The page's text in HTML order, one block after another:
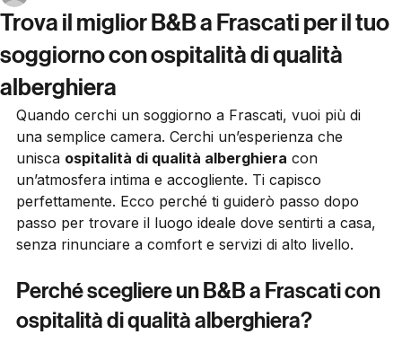
Trova il miglior B&B a Frascati per il tuo
soggiorno con ospitalità di qualità
alberghiera
Direzione Hotel Stranamore 22 giuTempo di lettura: 3 min
Quando cerchi un soggiorno a Frascati, vuoi più di
una semplice camera. Cerchi un’esperienza che
unisca ospitalità di qualità alberghiera con
un’atmosfera intima e accogliente. Ti capisco
perfettamente. Ecco perché ti guiderò passo dopo
passo per trovare il luogo ideale dove sentirti a casa,
Perché scegliere un B&B a Frascati con